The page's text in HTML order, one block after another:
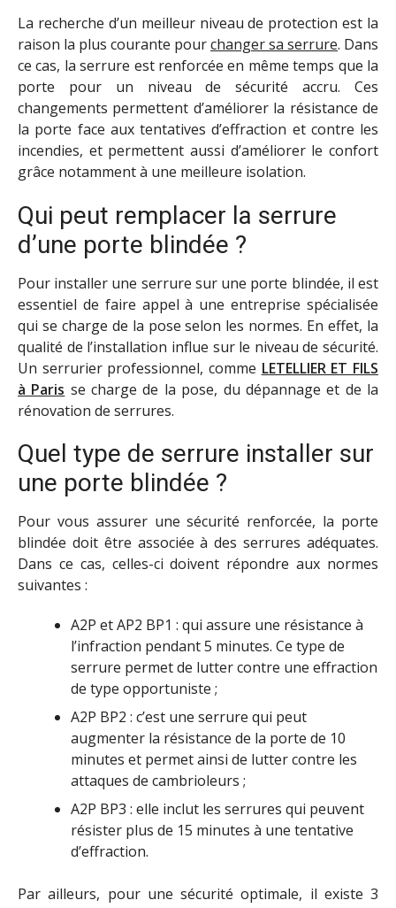
La recherche d’un meilleur niveau de protection est la
raison la plus courante pourchanger sa serrure. Dans
ce cas, la serrure est renforcée en même temps que la
porte pour un niveau de sécurité accru. Ces
changements permettent d’améliorer la résistance de
la porte face aux tentatives d’effraction et contre les
incendies, et permettent aussi d’améliorer le confort
grâce notamment à une meilleure isolation.
Qui peut remplacer la serrure
d’une porte blindée ?
Pour installer une serrure sur une porte blindée, il est
essentiel de faire appel à une entreprise spécialisée
qui se charge de la pose selon les normes. En effet, la
qualité de l’installation influe sur le niveau de sécurité.
Un serrurier professionnel, comme LETELLIER ET FILS
à Paris se charge de la pose, du dépannage et de la
rénovation de serrures.
Quel type de serrure installer sur
une porte blindée ?
Pour vous assurer une sécurité renforcée, la porte
blindée doit être associée à des serrures adéquates.
Dans ce cas, celles-ci doivent répondre aux normes
suivantes :
A2P et AP2 BP1 : qui assure une résistance à
l’infraction pendant 5 minutes. Ce type de
serrure permet de lutter contre une effraction
de type opportuniste ;
A2P BP2 : c’est une serrure qui peut
augmenter la résistance de la porte de 10
minutes et permet ainsi de lutter contre les
attaques de cambrioleurs ;
A2P BP3 : elle inclut les serrures qui peuvent
résister plus de 15 minutes à une tentative
d’effraction.
Par ailleurs, pour une sécurité optimale, il existe 3